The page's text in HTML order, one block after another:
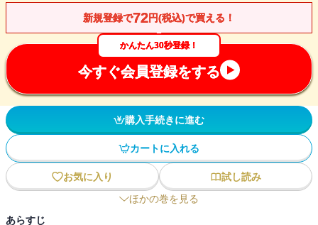
新規登録で72円(税込)で買える！
かんたん30秒登録！
今すぐ会員登録をする
購入手続きに進む
カートに入れる
お気に入り
試し読み
ほかの巻を見る
あらすじ